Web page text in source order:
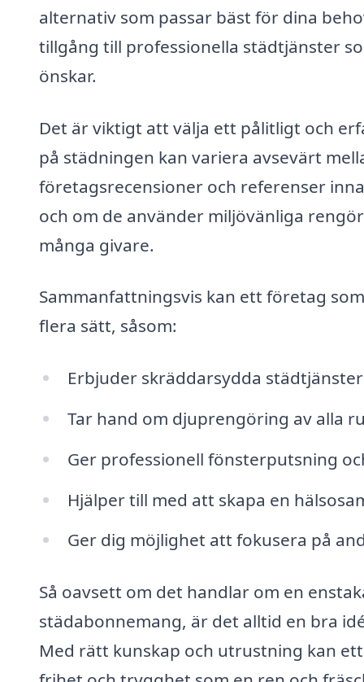
alternativ som passar bäst för dina
tillgång till professionella städtjänster
önskar.
Det är viktigt att välja ett pålitligt och
på städningen kan variera avsevärt
företagsrecensioner och referenser
och om de använder miljövänliga
många givare.
Sammanfattningsvis kan ett företag
flera sätt, såsom:
Erbjuder skräddarsydda
Tar hand om djuprengöring av alla
Ger professionell fönsterputsning
Hjälper till med att skapa en
Ger dig möjlighet att fokusera på
Så oavsett om det handlar om en
städabonnemang, är det alltid en bra
Med rätt kunskap och utrustning kan